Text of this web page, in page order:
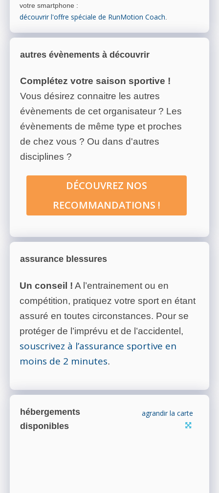
votre smartphone :
découvrir l'offre spéciale de RunMotion Coach.
autres évènements à découvrir
Complétez votre saison sportive !
Vous désirez connaitre les autres
évènements de cet organisateur ? Les
évènements de même type et proches
de chez vous ? Ou dans d'autres
disciplines ?
DÉCOUVREZ NOS
RECOMMANDATIONS !
assurance blessures
Un conseil ! A l’entrainement ou en
compétition, pratiquez votre sport en étant
assuré en toutes circonstances. Pour se
protéger de l’imprévu et de l’accidentel,
souscrivez à l’assurance sportive en
moins de 2 minutes.
hébergements
disponibles
agrandir la carte